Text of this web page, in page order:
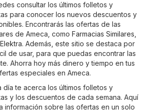
consultar los últimos folletos y
para conocer los nuevos descuentos y
Encontrarás las ofertas de las
de Ameca, como Farmacias Similares
Elektra. Además, este sitio se destaca por
de usar, para que puedas encontrar las
Ahorra hoy más dinero y tiempo en tus
especiales en Ameca.
día te acerca los últimos folletos y
y los descuentos de cada semana. Aquí
información sobre las ofertas en un solo